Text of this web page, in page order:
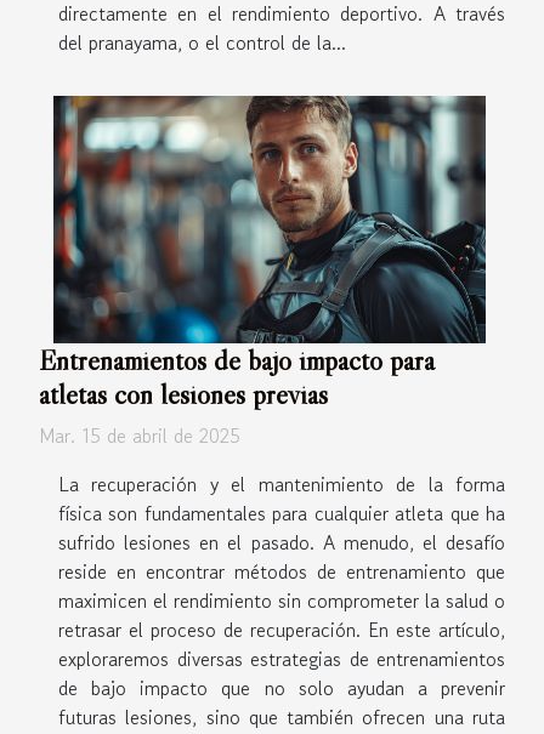
directamente en el rendimiento deportivo. A través
del pranayama, o el control de la...
Entrenamientos de bajo impacto para
atletas con lesiones previas
Mar. 15 de abril de 2025
La recuperación y el mantenimiento de la forma
física son fundamentales para cualquier atleta que ha
sufrido lesiones en el pasado. A menudo, el desafío
reside en encontrar métodos de entrenamiento que
maximicen el rendimiento sin comprometer la salud o
retrasar el proceso de recuperación. En este artículo,
exploraremos diversas estrategias de entrenamientos
de bajo impacto que no solo ayudan a prevenir
futuras lesiones, sino que también ofrecen una ruta